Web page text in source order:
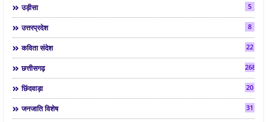
उड़ीसा 5
उत्तरप्रदेश 8
कविता संदेश 22
छत्तीसगढ़ 268
छिंदवाड़ा 20
जनजाति विशेष 31